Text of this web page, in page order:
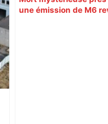
une émission de M6